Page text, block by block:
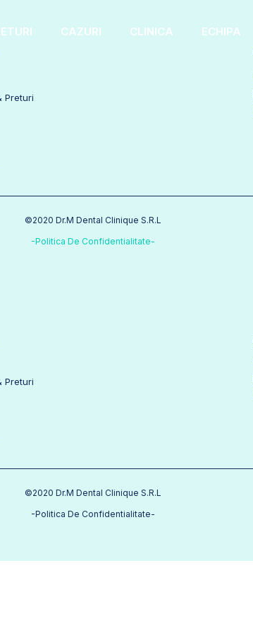
CAZURI CLINICA ECHIPA
Preturi
©2020 Dr.M Dental Clinique S.R.L
-Politica De Confidentialitate-
Preturi
©2020 Dr.M Dental Clinique S.R.L
-Politica De Confidentialitate-